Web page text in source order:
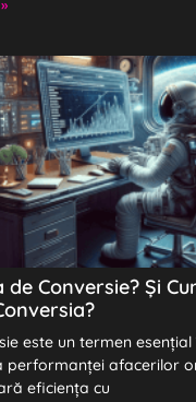
de Conversie? Și
este un termen
performanței afacerilor
eficiența cu